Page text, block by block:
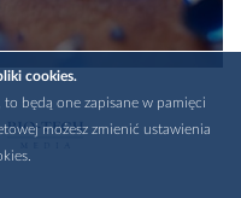
cookies.
to będą one zapisane w pamięci
możesz zmienić ustawienia